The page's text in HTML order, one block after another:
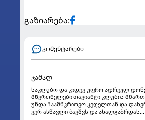
გაზიარება:
კომენტარები
ჯამალ
საკლუბო და კიდევ უფრო ადრეულ
მწვრთნელები თავიანტი კლუბის
უნდა ჩაამწკრიოვო კედელთან და
ვერ ასწავლი ბავშვს და ახალგაზრდას...